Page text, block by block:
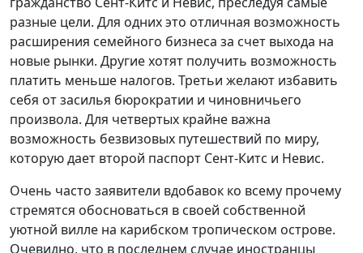
разные цели. Для одних это отличная возможность
расширения семейного бизнеса за счет выхода на
новые рынки. Другие хотят получить возможность
платить меньше налогов. Третьи желают избавить
себя от засилья бюрократии и чиновничьего
произвола. Для четвертых крайне важна
возможность безвизовых путешествий по миру,
которую дает второй паспорт Сент-Китс и Невис.
Очень часто заявители вдобавок ко всему прочему
стремятся обосноваться в своей собственной
уютной вилле на карибском тропическом острове.
Очевидно, что в последнем случае иностранцы